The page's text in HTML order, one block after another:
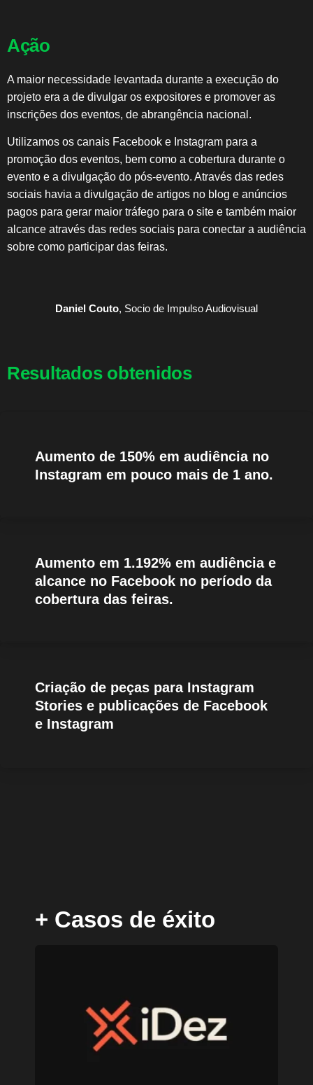
Ação
A maior necessidade levantada durante a execução do
projeto era a de divulgar os expositores e promover as
inscrições dos eventos, de abrangência nacional.
Utilizamos os canais Facebook e Instagram para a
promoção dos eventos, bem como a cobertura durante o
evento e a divulgação do pós-evento. Através das redes
sociais havia a divulgação de artigos no blog e anúncios
pagos para gerar maior tráfego para o site e também maior
alcance através das redes sociais para conectar a audiência
sobre como participar das feiras.
Daniel Couto, Socio de Impulso Audiovisual
Resultados obtenidos
Aumento de 150% em audiência no
Instagram em pouco mais de 1 ano.
Aumento em 1.192% em audiência e
alcance no Facebook no período da
cobertura das feiras.
Criação de peças para Instagram
Stories e publicações de Facebook
e Instagram
+ Casos de éxito